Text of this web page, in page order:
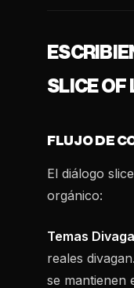
SLICE OF
FLUJO DE
El diálogo
orgánico:
Temas
reales
se mantienen